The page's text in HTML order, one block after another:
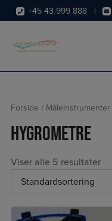
Hop
til
indholdet
+45 43 999 888
Forside / Måleinstrumenter
Hygrometre
Viser alle 5 resultater